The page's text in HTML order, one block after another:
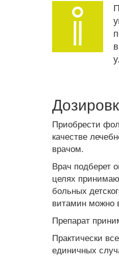
Приобрести
качестве
врачом.
Врач подберет
целях
больных
витамин можно
Препарат
Практически
единичных